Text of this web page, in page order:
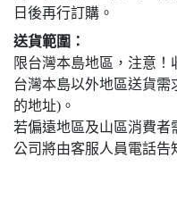
日後再行訂購。
送貨範圍：
限台灣本島地區，注意
台灣本島以外地區送貨需
的地址)。
若偏遠地區及山區消費者
公司將由客服人員電話告